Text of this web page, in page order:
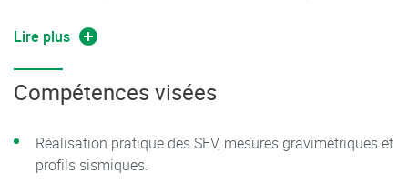
Gravimétrie : champ et potentiel, calcul des anomalies
et corrections, mesure, inversion. Application à la
recherche de cavités.
des notions vues en « Egalisation des acquis en
géophysique ».
Lire plus
Compétences visées
Réalisation pratique des SEV, mesures gravimétriques et
profils sismiques.